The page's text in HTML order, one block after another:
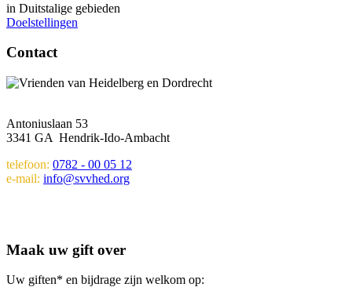
in Duitstalige gebieden
Doelstellingen
Contact
Antoniuslaan 53
3341 GA Hendrik-Ido-Ambacht
telefoon: 0782 - 00 05 12
e-mail: info@svvhed.org
Maak uw gift over
Uw giften* en bijdrage zijn welkom op: